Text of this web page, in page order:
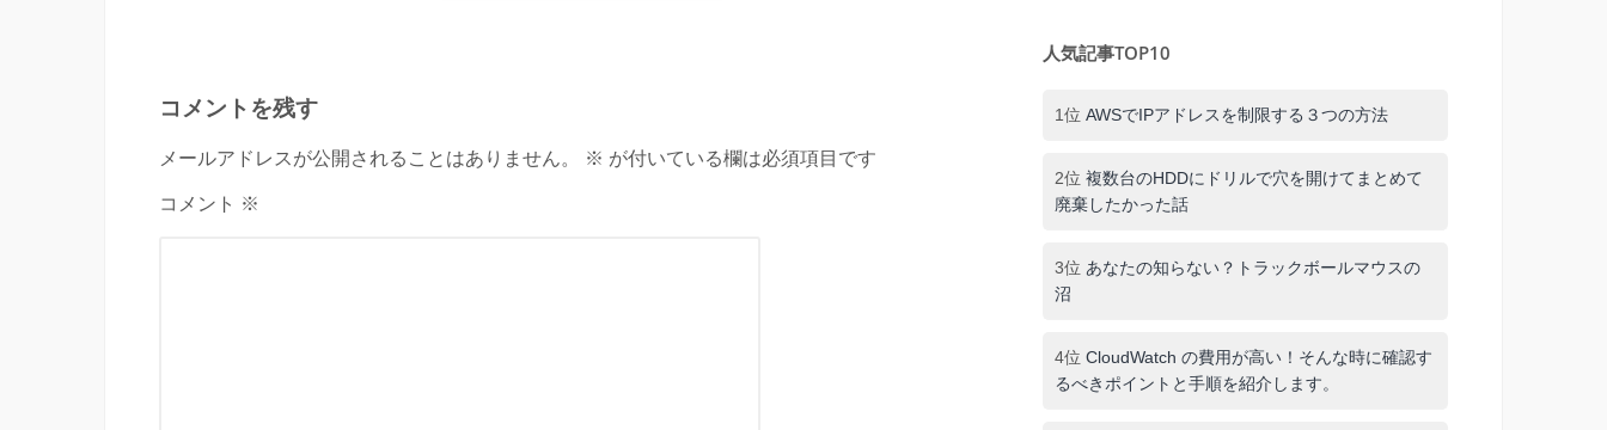
コメントを残す
メールアドレスが公開されることはありません。 ※ が付いている欄は必須項目です
コメント ※
人気記事TOP10
1位 AWSでIPアドレスを制限する３つの方法
2位 複数台のHDDにドリルで穴を開けてまとめて
廃棄したかった話
3位 あなたの知らない？トラックボールマウスの
沼
4位 CloudWatch の費用が高い！そんな時に確認す
るべきポイントと手順を紹介します。